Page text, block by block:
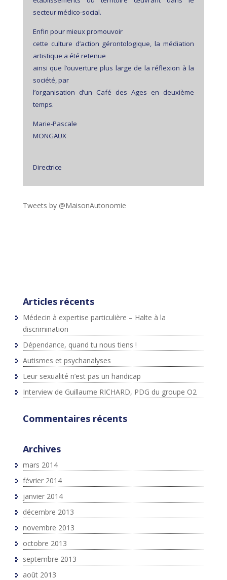
secteur médico-social.
Enfin pour mieux promouvoir
cette culture d’action gérontologique, la médiation
artistique a été retenue
ainsi que l’ouverture plus large de la réflexion à la
société, par
l’organisation d’un Café des Ages en deuxième
temps.
Marie-Pascale
MONGAUX
Directrice
Tweets by @MaisonAutonomie
Articles récents
Médecin à expertise particulière – Halte à la
discrimination
Dépendance, quand tu nous tiens !
Autismes et psychanalyses
Leur sexualité n’est pas un handicap
Interview de Guillaume RICHARD, PDG du groupe O2
Commentaires récents
Archives
mars 2014
février 2014
janvier 2014
décembre 2013
novembre 2013
octobre 2013
septembre 2013
août 2013